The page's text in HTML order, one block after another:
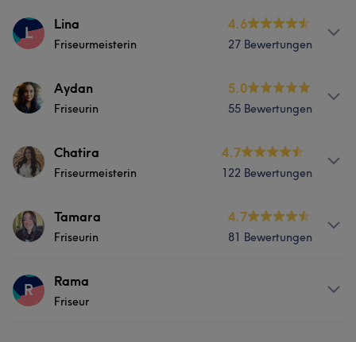
Services
Portfolio
L Lina
Friseurmeisterin
4.6
27 Bewertungen
ServicesAydan
Friseurin
5.0
55 Bewertungen
Services
Portfolio
Chatira
Friseurmeisterin
4.7
122 Bewertungen
Info
Master Hairstylist Make-up Artist Colorist Blond Expert
Services
Tamara
Friseurin
4.7
81 Bewertungen
Info
Colorist
R Rama
Friseur